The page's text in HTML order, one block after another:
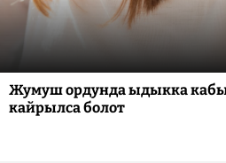
Жумуш ордунда ыдыкка
кайрылса болот